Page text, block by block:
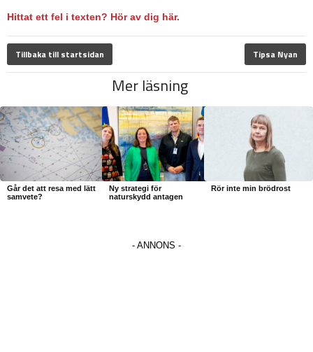
Hittat ett fel i texten? Hör av dig här.
Tillbaka till startsidan Tipsa Nyan
Mer läsning
Går det att resa med lätt
samvete?
Ny strategi för
naturskydd antagen
Rör inte min brödrost